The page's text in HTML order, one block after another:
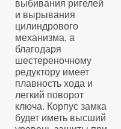
выбивания ригелей
и вырывания
цилиндрового
механизма, а
благодаря
шестереночному
редуктору имеет
плавность хода и
легкий поворот
ключа. Корпус замка
будет иметь высший